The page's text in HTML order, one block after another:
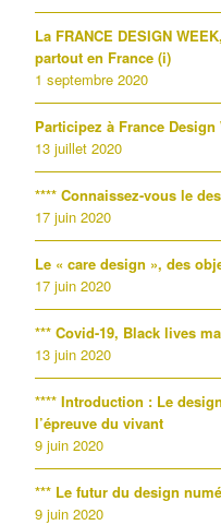
La FRANCE DESIGN
partout en France (i)
1 septembre 2020
Participez à France Design
13 juillet 2020
**** Connaissez-vous le
17 juin 2020
Le « care design », des
17 juin 2020
*** Covid-19, Black lives
13 juin 2020
**** Introduction : Le
l’épreuve du vivant
9 juin 2020
*** Le futur du design
9 juin 2020